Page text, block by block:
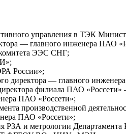
управления в ТЭК
— главного инженера ПАО
комитета ЭЭС СНГ;
России»;
директора — главного
филиала ПАО
ПАО «Россети»;
производственной
ПАО «Россети»;
РЗА и метрологии